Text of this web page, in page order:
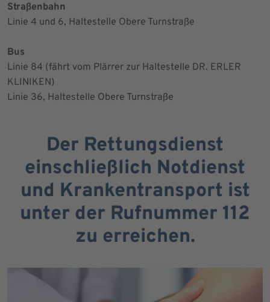
Straßenbahn
Linie 4 und 6, Haltestelle Obere Turnstraße
Bus
Linie 84 (fährt vom Plärrer zur Haltestelle DR. ERLER
KLINIKEN)
Linie 36, Haltestelle Obere Turnstraße
Der Rettungsdienst
einschließlich Notdienst
und Krankentransport ist
unter der Rufnummer 112
zu erreichen.